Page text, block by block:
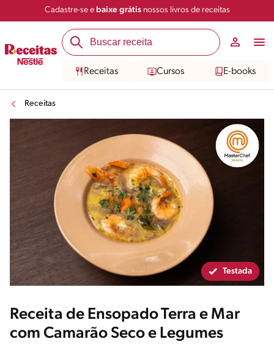
Cadastre-se e baixe grátisnossos livros de receitas
Receitas Cursos E-books
Receitas
Salvar Compartilhar
Testada
Receita de Ensopado Terra e Mar
com Camarão Seco e Legumes